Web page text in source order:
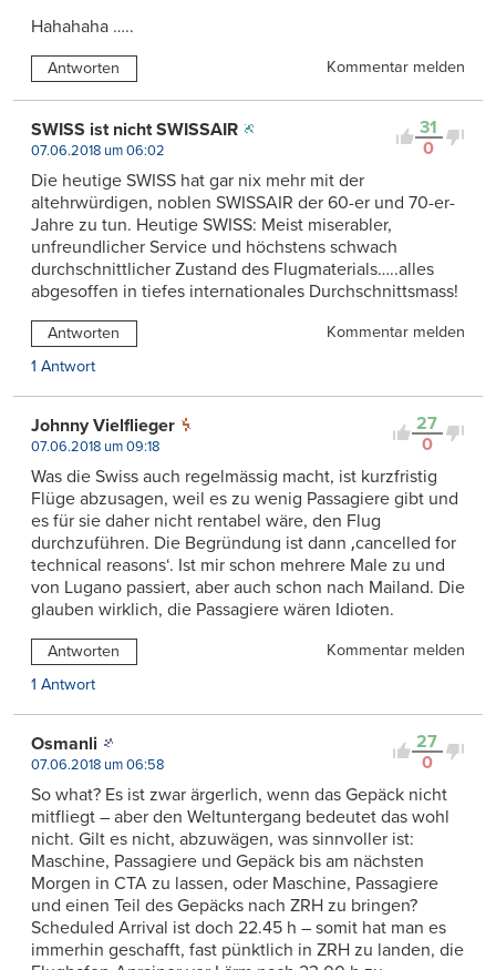
Hahahaha …..
Antworten Kommentar melden
31
0
SWISS ist nicht SWISSAIR
07.06.2018 um 06:02
Die heutige SWISS hat gar nix mehr mit der
altehrwürdigen, noblen SWISSAIR der 60-er und 70-er-
Jahre zu tun. Heutige SWISS: Meist miserabler,
unfreundlicher Service und höchstens schwach
durchschnittlicher Zustand des Flugmaterials…..alles
abgesoffen in tiefes internationales Durchschnittsmass!
Antworten
Kommentar melden
1 Antwort
27
0
Johnny Vielflieger
07.06.2018 um 09:18
Was die Swiss auch regelmässig macht, ist kurzfristig
Flüge abzusagen, weil es zu wenig Passagiere gibt und
es für sie daher nicht rentabel wäre, den Flug
durchzuführen. Die Begründung ist dann ‚cancelled for
technical reasons‘. Ist mir schon mehrere Male zu und
von Lugano passiert, aber auch schon nach Mailand. Die
glauben wirklich, die Passagiere wären Idioten.
Antworten
Kommentar melden
1 Antwort
27
0
Osmanli
07.06.2018 um 06:58
So what? Es ist zwar ärgerlich, wenn das Gepäck nicht
mitfliegt – aber den Weltuntergang bedeutet das wohl
nicht. Gilt es nicht, abzuwägen, was sinnvoller ist:
Maschine, Passagiere und Gepäck bis am nächsten
Morgen in CTA zu lassen, oder Maschine, Passagiere
und einen Teil des Gepäcks nach ZRH zu bringen?
Scheduled Arrival ist doch 22.45 h – somit hat man es
immerhin geschafft, fast pünktlich in ZRH zu landen, die